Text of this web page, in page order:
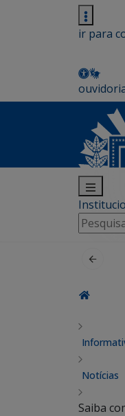
ir para
por:
Notícias
Saiba